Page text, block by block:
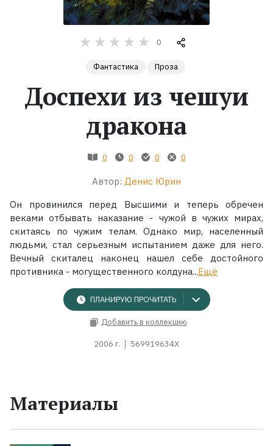
Экранизации
0
Фантастика Проза
Доспехи из чешуи
дракона
0 0 0 0
Автор: Денис Юрин
Он провинился перед Высшими и теперь обречен
веками отбывать наказание - чужой в чужих мирах,
скитаясь по чужим телам. Однако мир, населенный
людьми, стал серьезным испытанием даже для него.
Вечный скиталец наконец нашел себе достойного
противника - могущественного колдуна...Ещё
ПЛАНИРУЮ ПРОЧИТАТЬ
Добавить в коллекцию
2006 г. 569919634X
Материалы